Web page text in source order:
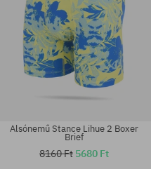
Alsónemű Stance Lihue 2 Boxer
Brief
8160 Ft 5680 Ft